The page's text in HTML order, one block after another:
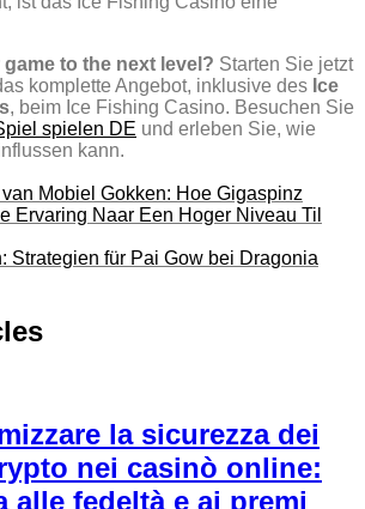
to the next level? Starten Sie jetzt
komplette Angebot, inklusive des Ice
, beim Ice Fishing Casino. Besuchen Sie
spielen DE und erleben Sie, wie
kann.
Mobiel Gokken: Hoe Gigaspinz
Ervaring Naar Een Hoger Niveau Til
Strategien für Pai Gow bei Dragonia
la sicurezza dei
nei casinò online:
alle fedeltà e ai premi